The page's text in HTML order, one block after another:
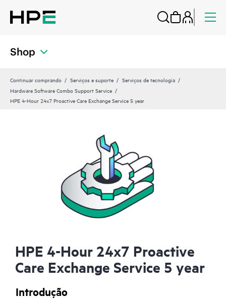
Shop
Continuar comprando Serviços e suporte
Serviços de tecnologia
Hardware Software Combo Support Service
HPE 4-Hour 24x7 Proactive Care Exchange Service 5 year
HPE 4-Hour 24x7 Proactive
Care Exchange Service 5 year
Introdução